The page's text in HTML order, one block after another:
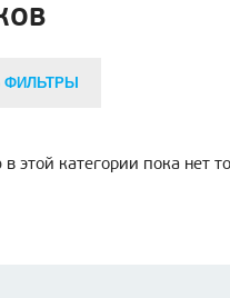
ФИЛЬТРЫ
этой категории пока нет